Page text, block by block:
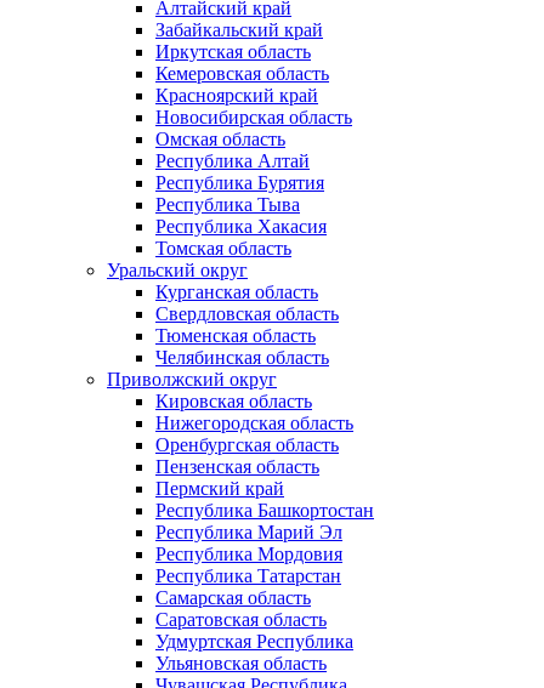
Алтайский край
Забайкальский край
Иркутская область
Кемеровская область
Красноярский край
Новосибирская область
Омская область
Республика Алтай
Республика Бурятия
Республика Тыва
Республика Хакасия
Томская область
Уральский округ
Курганская область
Свердловская область
Тюменская область
Челябинская область
Приволжский округ
Кировская область
Нижегородская область
Оренбургская область
Пензенская область
Пермский край
Республика Башкортостан
Республика Марий Эл
Республика Мордовия
Республика Татарстан
Самарская область
Саратовская область
Удмуртская Республика
Ульяновская область